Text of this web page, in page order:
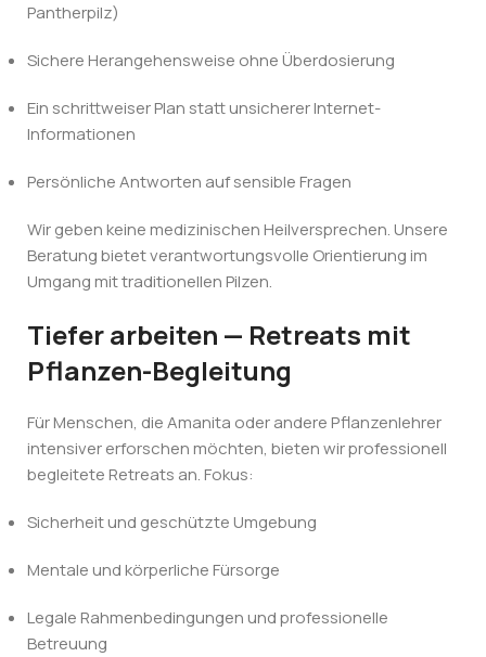
Pantherpilz)
Sichere Herangehensweise ohne Überdosierung
Ein schrittweiser Plan statt unsicherer Internet-
Informationen
Persönliche Antworten auf sensible Fragen
Wir geben keine medizinischen Heilversprechen. Unsere
Beratung bietet verantwortungsvolle Orientierung im
Umgang mit traditionellen Pilzen.
Tiefer arbeiten — Retreats mit
Pflanzen-Begleitung
Für Menschen, die Amanita oder andere Pflanzenlehrer
intensiver erforschen möchten, bieten wir professionell
begleitete Retreats an. Fokus:
Sicherheit und geschützte Umgebung
Mentale und körperliche Fürsorge
Legale Rahmenbedingungen und professionelle
Betreuung